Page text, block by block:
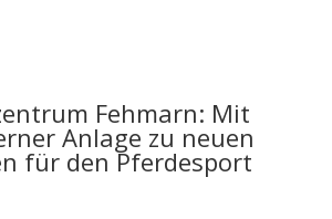
Fehmarn: Mit
Anlage zu neuen
für den Pferdesport